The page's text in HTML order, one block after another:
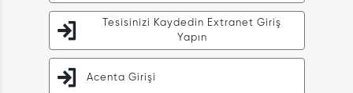
Tesisinizi Kaydedin Extranet Giriş
Yapın
Acenta Girişi